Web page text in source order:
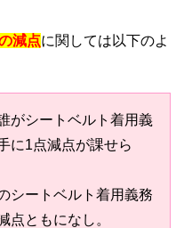
減点に関しては以下のよ
がシートベルト着用義
に1点減点が課せら
シートベルト着用義務
点ともになし。